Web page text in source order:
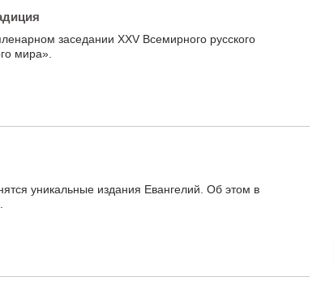
заседании XXV Всемирного русского
мира».
уникальные издания Евангелий. Об этом в